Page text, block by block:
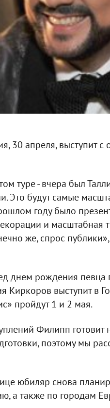
30 апреля, выступит
туре - вчера был
Это будут самые
году было
и масштабная
же, спрос
днем рождения певца
Киркоров выступит в
пройдут 1 и 2 мая.
Филипп
поэтому мы
юбиляр снова
а также по городам